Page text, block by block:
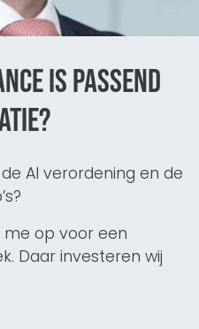
is passend
AI verordening en de
op voor een
Daar investeren wij